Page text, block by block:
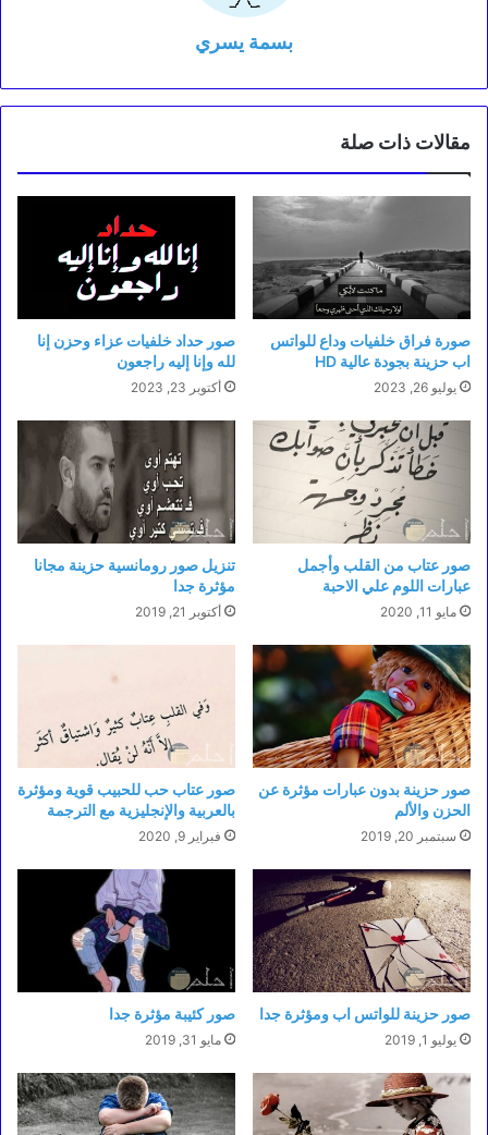
بسمة يسري
مقالات ذات صلة
صورة فراق خلفيات وداع للواتس
اب حزينة بجودة عالية HD
يوليو 26, 2023
صور حداد خلفيات عزاء وحزن إنا
لله وإنا إليه راجعون
أكتوبر 23, 2023
صور عتاب من القلب وأجمل
عبارات اللوم علي الاحبة
مايو 11, 2020
تنزيل صور رومانسية حزينة مجانا
مؤثرة جدا
أكتوبر 21, 2019
صور حزينة بدون عبارات مؤثرة عن
الحزن والألم
سبتمبر 20, 2019
صور عتاب حب للحبيب قوية ومؤثرة
بالعربية والإنجليزية مع الترجمة
فبراير 9, 2020
صور حزينة للواتس اب ومؤثرة جدا
يوليو 1, 2019
صور كئيبة مؤثرة جدا
مايو 31, 2019